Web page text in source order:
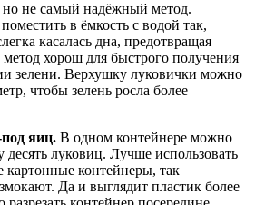
не самый надёжный метод.
в ёмкость с водой так,
касалась дна, предотвращая
метод хорош для быстрого получения
зелени. Верхушку луковички можно
чтобы зелень росла более
яиц. В одном контейнере можно
десять луковиц. Лучше использовать
картонные контейнеры, так
Да и выглядит пластик более